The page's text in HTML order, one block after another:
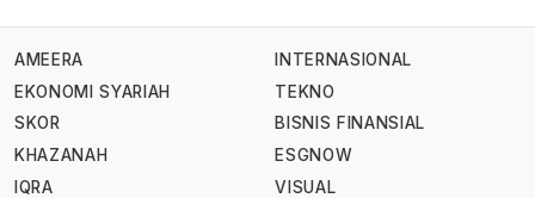
AMEERA
EKONOMI SYARIAH
SKOR
KHAZANAH
IQRA
INTERNASIONAL
TEKNO
BISNIS FINANSIAL
ESGNOW
VISUAL